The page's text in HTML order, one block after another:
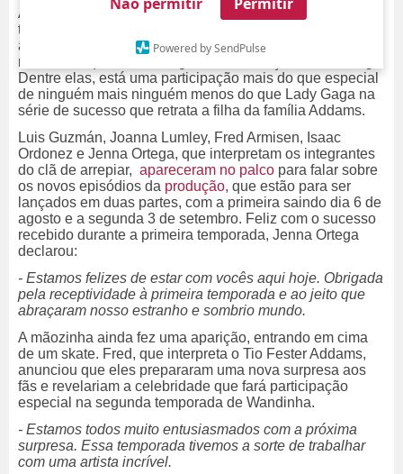
Powered by SendPulse
Ao que tudo indica, a segunda temporada de
tem tudo para ser incrível! Durante o
aconteceu em Los Angeles, aNetflixanunciou todas as
novidades que estão chegando ao serviço de
Dentre elas, está uma participação mais do que especial
de ninguém mais ninguém menos do que Lady Gaga na
série de sucesso que retrata a filha da família Addams.
Luis Guzmán, Joanna Lumley, Fred Armisen, Isaac
Ordonez e Jenna Ortega, que interpretam os integrantes
do clã de arrepiar, apareceram no palco para falar sobre
os novos episódios da produção, que estão para ser
lançados em duas partes, com a primeira saindo dia 6 de
agosto e a segunda 3 de setembro. Feliz com o sucesso
recebido durante a primeira temporada, Jenna Ortega
declarou:
- Estamos felizes de estar com vocês aqui hoje. Obrigada
pela receptividade à primeira temporada e ao jeito que
abraçaram nosso estranho e sombrio mundo.
A mãozinha ainda fez uma aparição, entrando em cima
de um skate. Fred, que interpreta o Tio Fester Addams,
anunciou que eles prepararam uma nova surpresa aos
fãs e revelariam a celebridade que fará participação
especial na segunda temporada de Wandinha.
- Estamos todos muito entusiasmados com a próxima
surpresa. Essa temporada tivemos a sorte de trabalhar
com uma artista incrível.